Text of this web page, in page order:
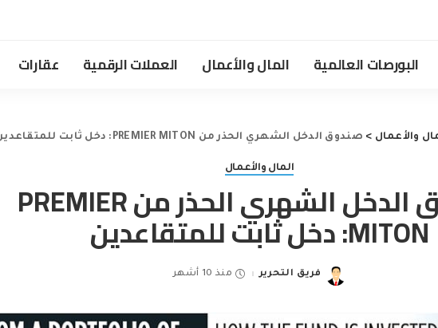
البورصات العالمية المال والأعمال العملات الرقمية عقارات
والأعمال > صندوق الدخل الشهري الحذر من PREMIER MITON: دخل ثابت للمتقاعدين
المال والأعمال
صندوق الدخل الشهري الحذر من PREMIER
MITON: دخل ثابت للمتقاعدين
Posted
فريق التحرير منذ 10 أشهر